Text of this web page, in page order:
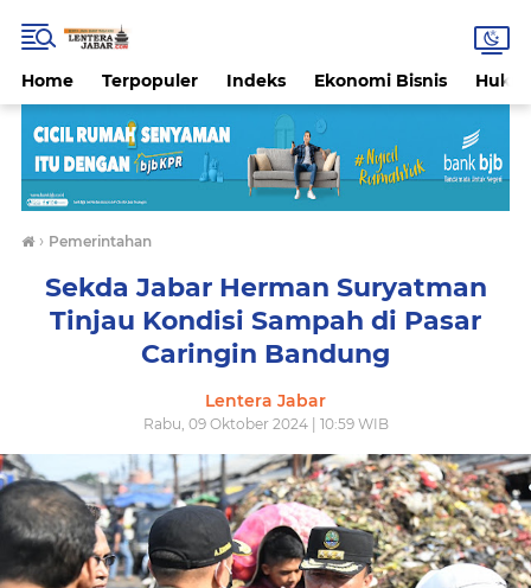
Home Terpopuler Indeks Ekonomi Bisnis
› Pemerintahan
Sekda Jabar Herman Suryatman
Tinjau Kondisi Sampah di Pasar
Caringin Bandung
Lentera Jabar
Rabu, 09 Oktober 2024 | 10:59 WIB